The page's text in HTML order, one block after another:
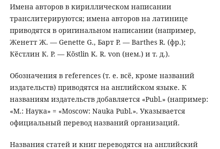
Имена авторов в кириллическом написании
транслитерируются; имена авторов на латинице
приводятся в оригинальном написании (например,
Женетт Ж. — Genette G., Барт Р. — Barthes R. (фр.);
Кёстлин К. Р. — Köstlin K. R. von (нем.) и т. д.).
Обозначения в references (т. е. всё, кроме названий
издательств) приводятся на английском языке. К
названиям издательств добавляется «Publ.» (например:
«М.: Наука» = «Moscow: Nauka Publ.». Указывается
официальный перевод названий организаций.
Названия статей и книг переводятся на английский